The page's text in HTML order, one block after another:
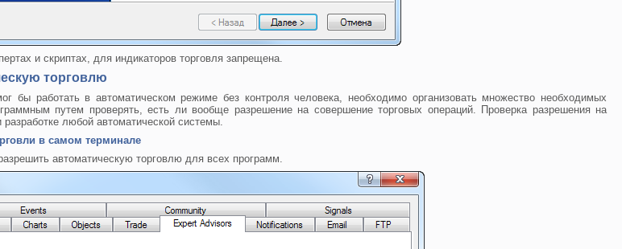
и скриптах, для индикаторов торговля запрещена.
торговлю
бы работать в автоматическом режиме без контроля человека, необходимо организовать множество необходимых
путем проверять, есть ли вообще разрешение на совершение торговых операций. Проверка разрешения на
любой автоматической системы.
в самом терминале
автоматическую торговлю для всех программ.